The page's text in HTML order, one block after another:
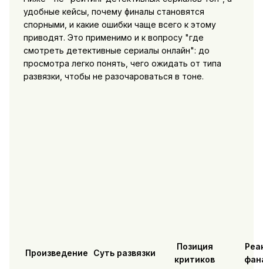
удобные кейсы, почему финалы становятся
спорными, и какие ошибки чаще всего к этому
приводят. Это применимо и к вопросу "где
смотреть детективные сериалы онлайн": до
просмотра легко понять, чего ожидать от типа
развязки, чтобы не разочароваться в тоне.
Произведение Суть развязки
Позиция
критиков